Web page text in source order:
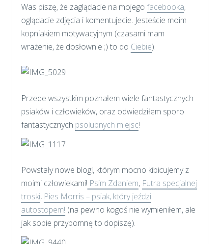
Was piszę, że zaglądacie na mojegofacebooka,
oglądacie zdjęcia i komentujecie. Jesteście moim
kopniakiem motywacyjnym (czasami mam
wrażenie, że dosłownie ;) to do Ciebie).
Przede wszystkim poznałem wiele fantastycznych
psiaków i człowieków, oraz odwiedziłem sporo
fantastycznych psolubnych miejsc!
Powstały nowe blogi, którym mocno kibicujemy z
moimi człowiekami! Psim Zdaniem, Futra specjalnej
troski, Pies Morris – psiak, który jeździ
autostopem! (na pewno kogoś nie wymieniłem, ale
jak sobie przypomnę to dopiszę).